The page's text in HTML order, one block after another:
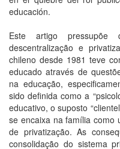
educación.
Este artigo
descentralização e
chileno desde 1981 teve
educado através de
na educação,
sido definida como a
educativo, o suposto
se encaixa na família como
de privatização. As
consolidação do sistema